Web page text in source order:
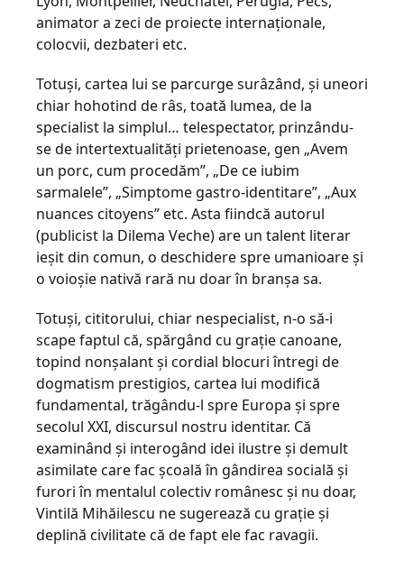
animator a zeci de proiecte internaţionale,
colocvii, dezbateri etc.
Totuşi, cartea lui se parcurge surâzând, şi uneori
chiar hohotind de râs, toată lumea, de la
specialist la simplul… telespectator, prinzându-
se de intertextualităţi prietenoase, gen „Avem
un porc, cum procedăm”, „De ce iubim
sarmalele”, „Simptome gastro-identitare”, „Aux
nuances citoyens” etc. Asta fiindcă autorul
(publicist la Dilema Veche) are un talent literar
ieşit din comun, o deschidere spre umanioare şi
o voioşie nativă rară nu doar în branşa sa.
Totuşi, cititorului, chiar nespecialist, n-o să-i
scape faptul că, spărgând cu graţie canoane,
topind nonşalant şi cordial blocuri întregi de
dogmatism prestigios, cartea lui modifică
fundamental, trăgându-l spre Europa şi spre
secolul XXI, discursul nostru identitar. Că
examinând şi interogând idei ilustre şi demult
asimilate care fac şcoală în gândirea socială şi
furori în mentalul colectiv românesc şi nu doar,
Vintilă Mihăilescu ne sugerează cu graţie şi
deplină civilitate că de fapt ele fac ravagii.